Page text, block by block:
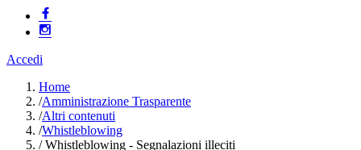
Accedi
Home
/Amministrazione Trasparente
/Altri contenuti
/Whistleblowing
/Whistleblowing - Segnalazioni illeciti